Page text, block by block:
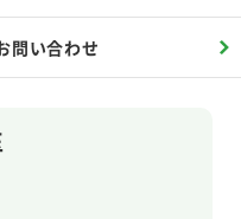
問い合わせ